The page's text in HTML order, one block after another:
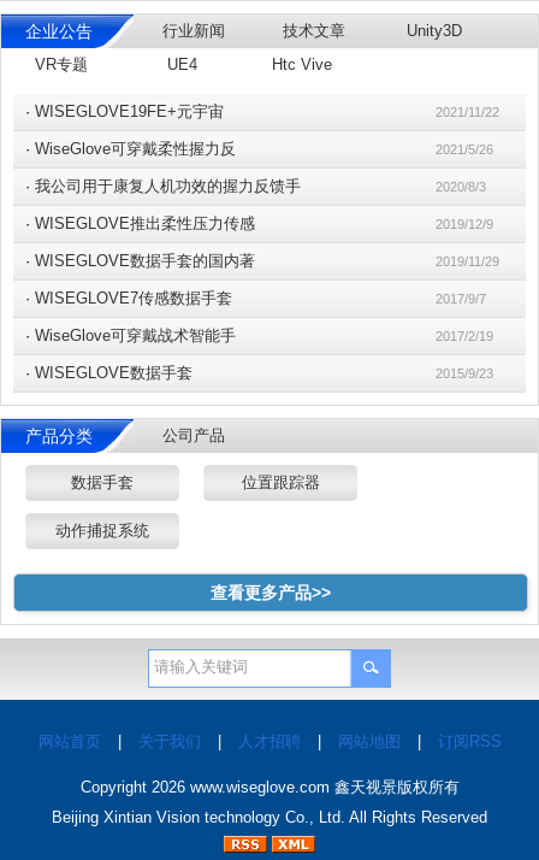
企业公告 行业新闻 技术文章
Unity3D
VR专题
UE4 Htc Vive
· WISEGLOVE19FE+元宇宙 2021/11/22
· WiseGlove可穿戴柔性握力反 2021/5/26
· 我公司用于康复人机功效的握力反馈手 2020/8/3
· WISEGLOVE推出柔性压力传感 2019/12/9
· WISEGLOVE数据手套的国内著 2019/11/29
· WISEGLOVE7传感数据手套 2017/9/7
· WiseGlove可穿戴战术智能手 2017/2/19
· WISEGLOVE数据手套 2015/9/23
产品分类 公司产品
数据手套 位置跟踪器
动作捕捉系统
查看更多产品>>
网站首页 关于我们 人才招聘 网站地图 订阅RSS
Copyright 2026 www.wiseglove.com 鑫天视景版权所有
Beijing Xintian Vision technology Co., Ltd. All Rights Reserved